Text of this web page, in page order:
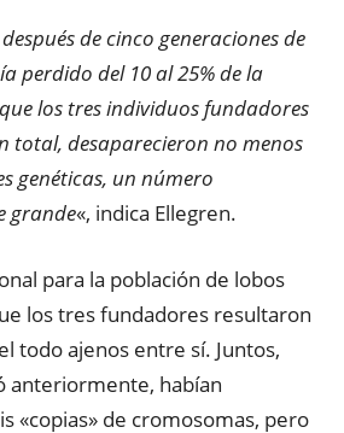
de cinco generaciones de
perdido del 10 al 25% de la
los tres individuos fundadores
total, desaparecieron no menos
genéticas, un número
grande«, indica Ellegren.
para la población de lobos
los tres fundadores resultaron
todo ajenos entre sí. Juntos,
anteriormente, habían
«copias» de cromosomas, pero